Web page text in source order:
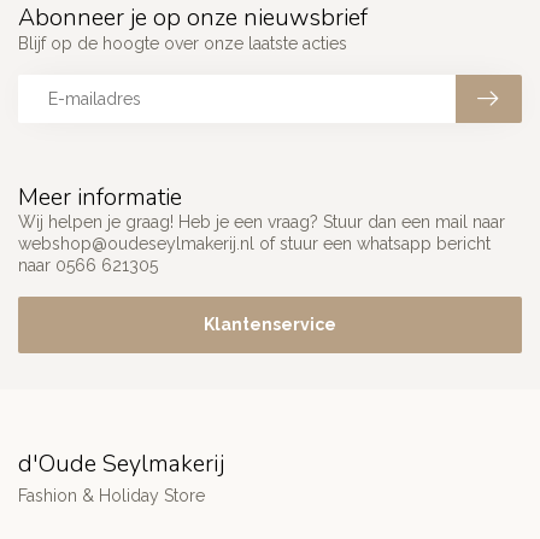
Meer informatie
Wij helpen je graag! Heb je een vraag? Stuur dan een mail naar
webshop@oudeseylmakerij.nl
of stuur een whatsapp bericht
naar 0566 621305
Klantenservice
Abonneer je op onze nieuwsbrief
Blijf op de hoogte over onze laatste acties
d'Oude Seylmakerij
Fashion & Holiday Store